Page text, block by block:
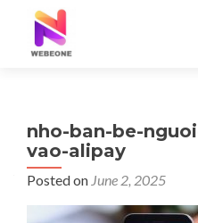
nho-ban-be-
vao-alipay
Posted on June 2, 2025